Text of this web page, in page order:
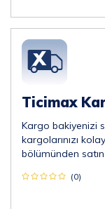
Ticimax
Kargo bakiyenizi
kargolarınızı
bölümünden
(0)